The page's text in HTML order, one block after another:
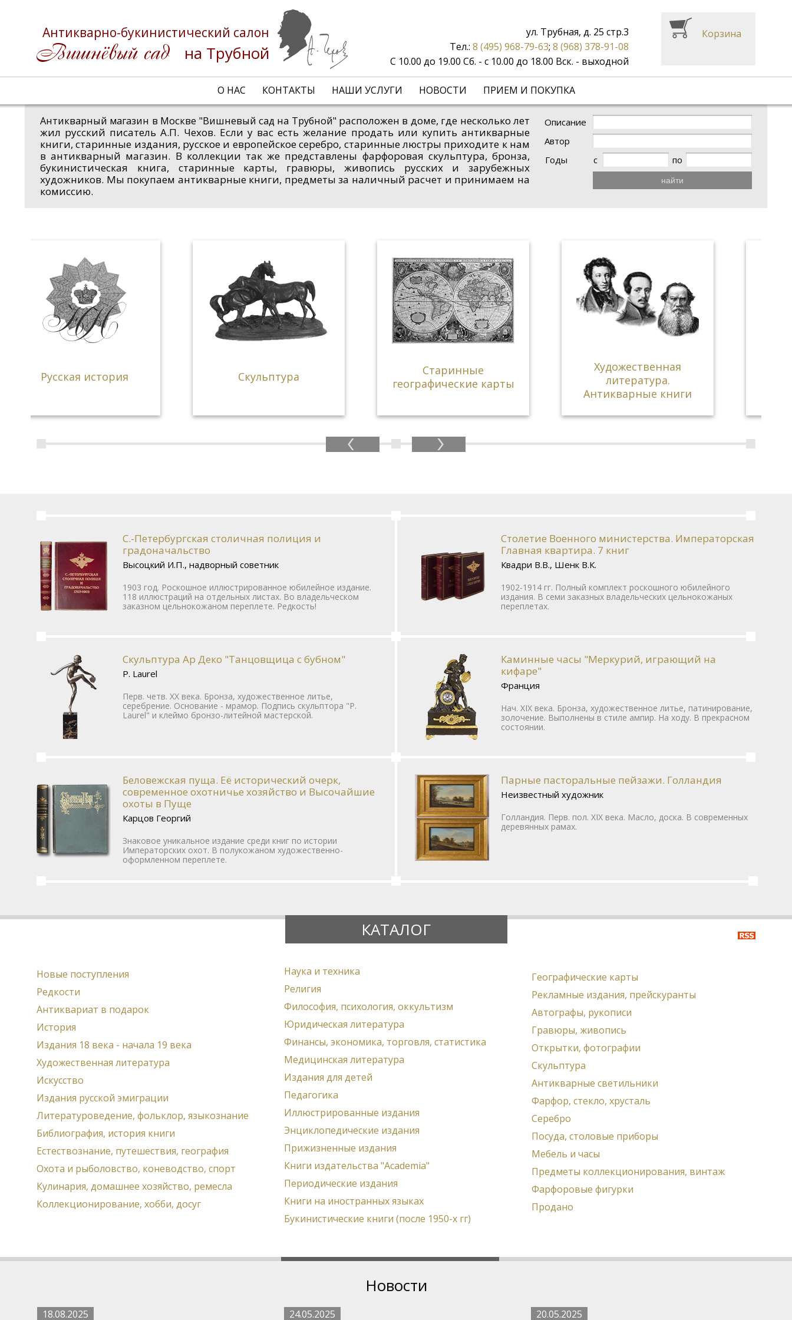
Антикварно-букинистический салон
на Трубной
О НАС КОНТАКТЫ НАШИ УСЛУГИ НОВОСТИ ПРИЕМ И ПОКУПКА
ул. Трубная, д. 25 стр.3
Тел.: 8 (495) 968-79-63; 8 (968) 378-91-08
С 10.00 до 19.00 Сб. - с 10.00 до 18.00 Вск. - выходной
Корзина
Описание
Автор
Годы
с по
найти
Антикварный магазин в Москве "Вишневый сад на Трубной" расположен в доме, где несколько лет
жил русский писатель А.П. Чехов. Если у вас есть желание продать или купить антикварные
книги, старинные издания, русское и европейское серебро, старинные люстры приходите к нам
в антикварный магазин. В коллекции так же представлены фарфоровая скульптура, бронза,
букинистическая книга, старинные карты, гравюры, живопись русских и зарубежных
художников. Мы покупаем антикварные книги, предметы за наличный расчет и принимаем на
комиссию.
Скульптура
географические карты
Художественная
литература.
Антикварные книги
История СССР
С.-Петербургская столичная полиция и
градоначальство
Высоцкий И.П., надворный советник
1903 год. Роскошное иллюстрированное юбилейное издание.
118 иллюстраций на отдельных листах. Во владельческом
заказном цельнокожаном переплете. Редкость!
Столетие Военного министерства. Императорская
Главная квартира. 7 книг
Квадри В.В., Шенк В.К.
1902-1914 гг. Полный комплект роскошного юбилейного
издания. В семи заказных владельческих цельнокожаных
переплетах.
Скульптура Ар Деко "Танцовщица с бубном"
Р. Laurel
Перв. четв. ХХ века. Бронза, художественное литье,
серебрение. Основание - мрамор. Подпись скульптора "Р.
Laurel" и клеймо бронзо-литейной мастерской.
Каминные часы "Меркурий, играющий на
кифаре"
Франция
Нач. XIX века. Бронза, художественное литье, патинирование,
золочение. Выполнены в стиле ампир. На ходу. В прекрасном
состоянии.
Беловежская пуща. Её исторический очерк,
современное охотничье хозяйство и Высочайшие
охоты в Пуще
Карцов Георгий
Знаковое уникальное издание среди книг по истории
Императорских охот. В полукожаном художественно-
оформленном переплете.
Парные пасторальные пейзажи. Голландия
Неизвестный художник
Голландия. Перв. пол. XIX века. Масло, доска. В современных
деревянных рамах.
КАТАЛОГ
Новые поступления
Редкости
Антиквариат в подарок
История
Издания 18 века - начала 19 века
Художественная литература
Искусство
Издания русской эмиграции
Литературоведение, фольклор, языкознание
Библиография, история книги
Естествознание, путешествия, география
Охота и рыболовство, коневодство, спорт
Кулинария, домашнее хозяйство, ремесла
Коллекционирование, хобби, досуг
Наука и техника
Религия
Философия, психология, оккультизм
Юридическая литература
Финансы, экономика, торговля, статистика
Медицинская литература
Издания для детей
Педагогика
Иллюстрированные издания
Энциклопедические издания
Прижизненные издания
Книги издательства "Academia"
Периодические издания
Книги на иностранных языках
Букинистические книги (после 1950-х гг)
Географические карты
Рекламные издания, прейскуранты
Автографы, рукописи
Гравюры, живопись
Открытки, фотографии
Скульптура
Антикварные светильники
Фарфор, стекло, хрусталь
Серебро
Посуда, столовые приборы
Мебель и часы
Предметы коллекционирования, винтаж
Фарфоровые фигурки
Продано
Новости
18.08.2025 24.05.2025 20.05.2025